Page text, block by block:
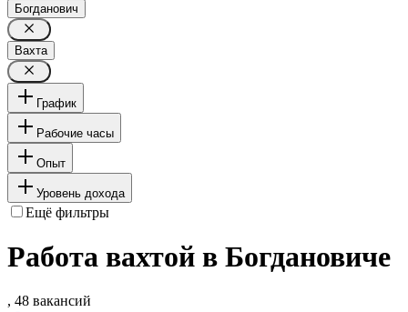
Богданович
Вахта
График
Рабочие часы
Опыт
Уровень дохода
Ещё фильтры
Работа вахтой в Богдановиче
, 48 вакансий